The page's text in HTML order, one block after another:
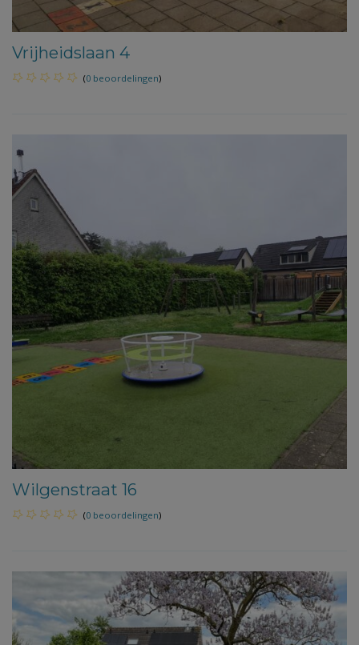
Vrijheidslaan 4
(0 beoordelingen)
Wilgenstraat 16
(0 beoordelingen)